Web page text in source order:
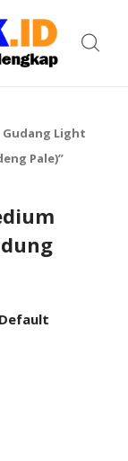
Gudang Light
Pale)”